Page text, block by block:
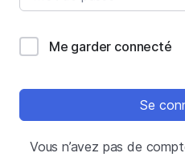
Me garder connecté
Se
Vous n’avez pas de